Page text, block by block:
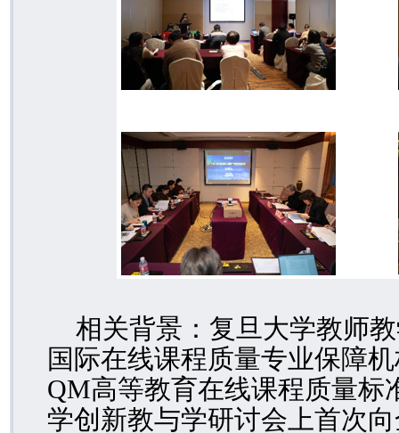
相关背景：复旦大学教师
国际在线课程质量专业保障
QM高等教育在线课程质量标
学创新教与学研讨会上首次